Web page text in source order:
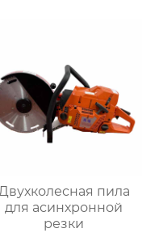
пила
для асинхронной
резки